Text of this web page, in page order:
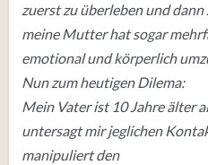
zuerst zu überleben und
meine Mutter hat sogar
emotional und körperlich
Nun zum heutigen Dilema:
Mein Vater ist 10 Jahre älter
untersagt mir jeglichen
manipuliert den